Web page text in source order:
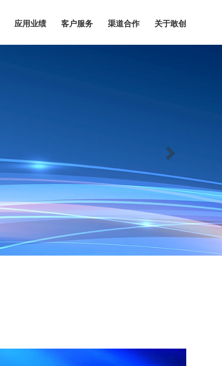
应用业绩 客户服务 渠道合作 关于敢创